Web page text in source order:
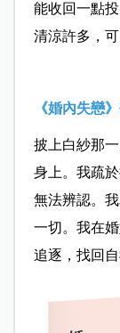
能收回一點
清涼許多，
《婚內失戀
披上白紗那
身上。我疏
無法辨認。
一切。我在
追逐，找回自